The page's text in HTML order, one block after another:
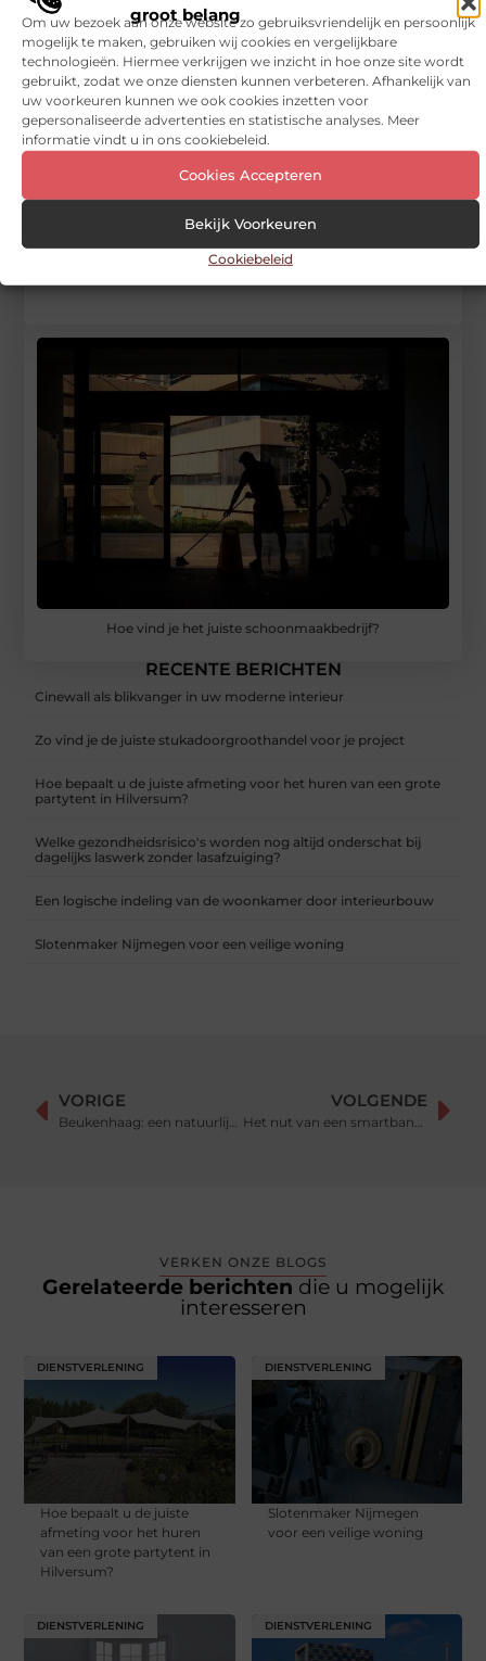
groot belang
Om uw bezoek aan onze website zo gebruiksvriendelijk en persoonlijk
mogelijk te maken, gebruiken wij cookies en vergelijkbare
technologieën. Hiermee verkrijgen we inzicht in hoe onze site wordt
gebruikt, zodat we onze diensten kunnen verbeteren. Afhankelijk van
uw voorkeuren kunnen we ook cookies inzetten voor
gepersonaliseerde advertenties en statistische analyses. Meer
informatie vindt u in ons cookiebeleid.
Cookies Accepteren
Bekijk Voorkeuren
Cookiebeleid
Dienstverlening ,review
DEEL DIT:
Hoe vind je het juiste schoonmaakbedrijf?
RECENTE BERICHTEN
Cinewall als blikvanger in uw moderne interieur
Zo vind je de juiste stukadoorgroothandel voor je project
Hoe bepaalt u de juiste afmeting voor het huren van een grote
partytent in Hilversum?
Welke gezondheidsrisico's worden nog altijd onderschat bij
dagelijks laswerk zonder lasafzuiging?
Een logische indeling van de woonkamer door interieurbouw
Slotenmaker Nijmegen voor een veilige woning
Begin vandaag nog
met bloggen op
Vinden nu
Stuur ons een bericht
Registreer hier
VORIGE
Beukenhaag: een natuurlijke grens voor je tuin
VOLGENDE
Het nut van een smartband kopen
VERKEN ONZE BLOGS
Gerelateerde berichten die u mogelijk
interesseren
DIENSTVERLENING
Hoe bepaalt u de juiste
afmeting voor het huren
van een grote partytent in
Hilversum?
DIENSTVERLENING
Slotenmaker Nijmegen
voor een veilige woning
DIENSTVERLENING DIENSTVERLENING